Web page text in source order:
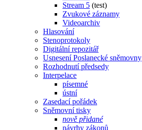
Stream 5 (test)
Zvukové záznamy
Videoarchiv
Hlasování
Stenoprotokoly
Digitální repozitář
Usnesení Poslanecké sněmovny
Rozhodnutí předsedy
Interpelace
písemné
ústní
Zasedací pořádek
Sněmovní tisky
nově přidané
návrhy zákonů